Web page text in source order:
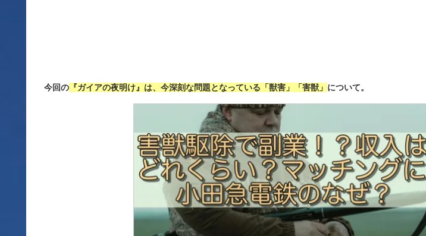
今回の 『ガイアの夜明け』は、今深刻な問題となっている「獣害」「害獣」 について。